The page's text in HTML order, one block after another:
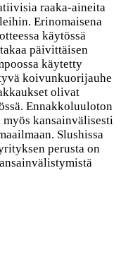
raaka-aineita
Erinomaisena
käytössä
päivittäisen
käytetty
koivunkuorijauhe
olivat
Ennakkoluuloton
kansainvälisesti
Slushissa
perusta on